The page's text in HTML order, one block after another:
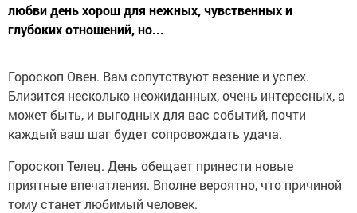
любви день хорош для нежных, чувственных и
глубоких отношений, но...
Гороскоп Овен. Вам сопутствуют везение и успех.
Близится несколько неожиданных, очень интересных, а
может быть, и выгодных для вас событий, почти
каждый ваш шаг будет сопровождать удача.
Гороскоп Телец. День обещает принести новые
приятные впечатления. Вполне вероятно, что причиной
тому станет любимый человек.